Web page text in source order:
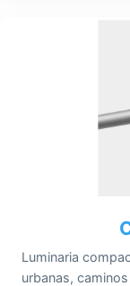
Luminaria
urbanas,